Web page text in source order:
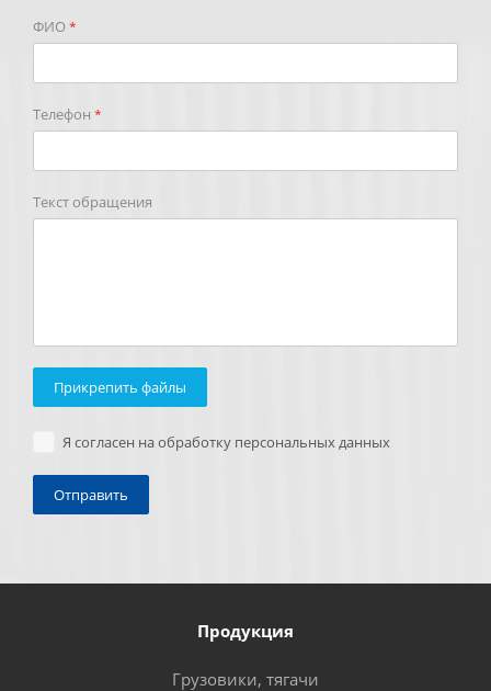
ФИО*
Телефон *
Текст обращения
Прикрепить файлы
Я согласен на обработку персональных данных
Продукция
Грузовики, тягачи